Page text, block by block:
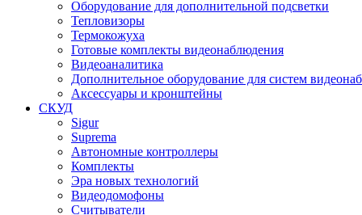
Оборудование для дополнительной подсветки
Тепловизоры
Термокожуха
Готовые комплекты видеонаблюдения
Видеоаналитика
Дополнительное оборудование для систем
Аксессуары и кронштейны
СКУД
Sigur
Suprema
Автономные контроллеры
Комплекты
Эра новых технологий
Видеодомофоны
Считыватели